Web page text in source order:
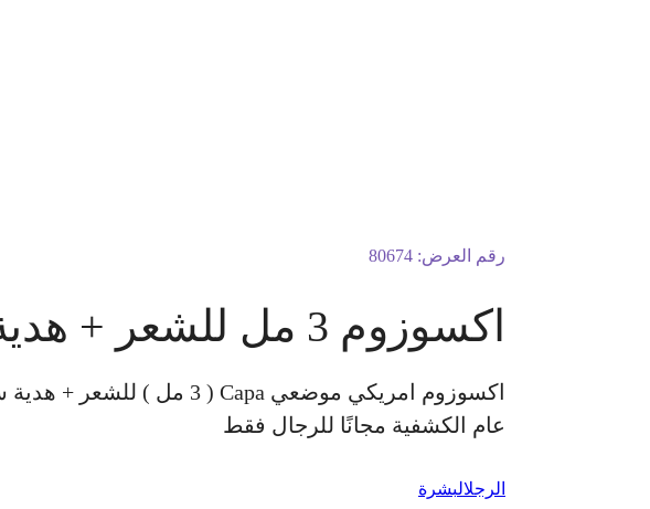
رقم العرض:80674
اكسوزوم 3 مل للشعر + هدية سبراي للشعر
عام الكشفية مجانًا للرجال فقط
الرجلالبشرة